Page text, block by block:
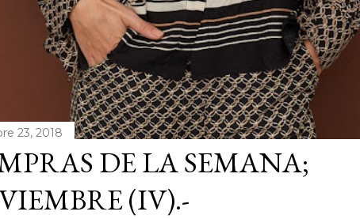
23, 2018
DE LA SEMANA;
(IV).-